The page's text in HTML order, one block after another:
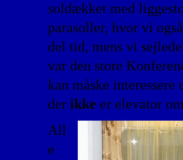
soldækket med
parasoller, hvor vi
del tid, mens vi
var den store
kan måske interessere
der ikke er elevator
All
e